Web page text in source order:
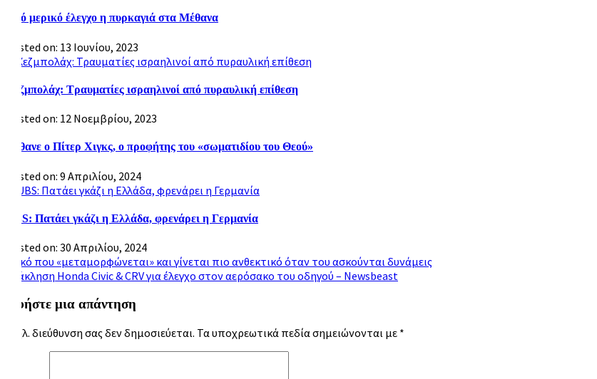
Υπό μερικό έλεγχο η πυρκαγιά στα Μέθανα
Posted on: 13 Ιουνίου, 2023
Χεζμπολάχ: Τραυματίες ισραηλινοί από πυραυλική επίθεση
Posted on: 12 Νοεμβρίου, 2023
Πέθανε ο Πίτερ Χιγκς, ο προφήτης του «σωματιδίου του Θεού»
Posted on: 9 Απριλίου, 2024
UBS: Πατάει γκάζι η Ελλάδα, φρενάρει η Γερμανία
Posted on: 30 Απριλίου, 2024
Πλοήγηση
άρθρων
Υλικό που «μεταμορφώνεται» και γίνεται πιο ανθεκτικό όταν του ασκούνται δυνάμεις
Ανάκληση Honda Civic & CRV για έλεγχο στον αερόσακο του οδηγού – Newsbeast
Αφήστε μια απάντηση
Η ηλ. διεύθυνση σας δεν δημοσιεύεται. Τα υποχρεωτικά πεδία σημειώνονται με *